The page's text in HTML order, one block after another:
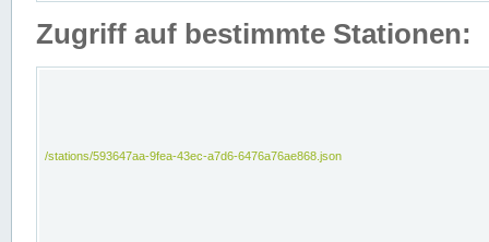
Zugriff auf bestimmte Stationen:
/stations/593647aa-9fea-43ec-a7d6-6476a76ae868.json